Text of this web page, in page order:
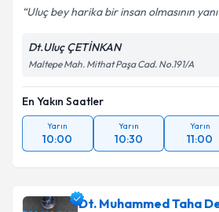
Uluç bey harika bir insan olmasının
Dt.Uluç ÇETİNKAN
Maltepe Mah. Mithat Paşa Cad. No.191/A
En Yakın Saatler
Yarın
10:00
Yarın
10:30
Yarın
11:00
Dt. Muhammed Taha